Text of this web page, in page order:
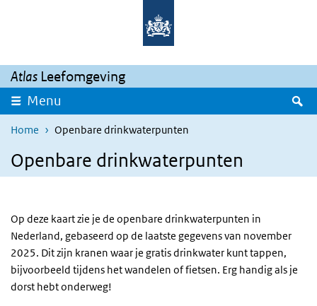
Overslaan en naar de inhoud gaan
Atlas Leefomgeving
Menu
Home Openbare drinkwaterpunten
Openbare drinkwaterpunten
Op deze kaart zie je de openbare drinkwaterpunten in
Nederland, gebaseerd op de laatste gegevens van november
2025. Dit zijn kranen waar je gratis drinkwater kunt tappen,
bijvoorbeeld tijdens het wandelen of fietsen. Erg handig als je
dorst hebt onderweg!